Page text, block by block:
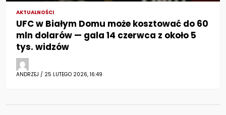
AKTUALNOŚCI
UFC w Białym Domu może kosztować do 60
mln dolarów — gala 14 czerwca z około 5
tys. widzów
ANDRZEJ / 25 LUTEGO 2026, 16:49